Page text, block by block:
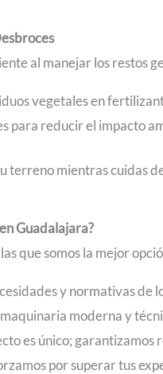
al manejar los restos
vegetales en
para reducir el impacto
terreno mientras cuidas
Guadalajara?
que somos la mejor
y normativas de
moderna y
es único; garantizamos
por superar tus